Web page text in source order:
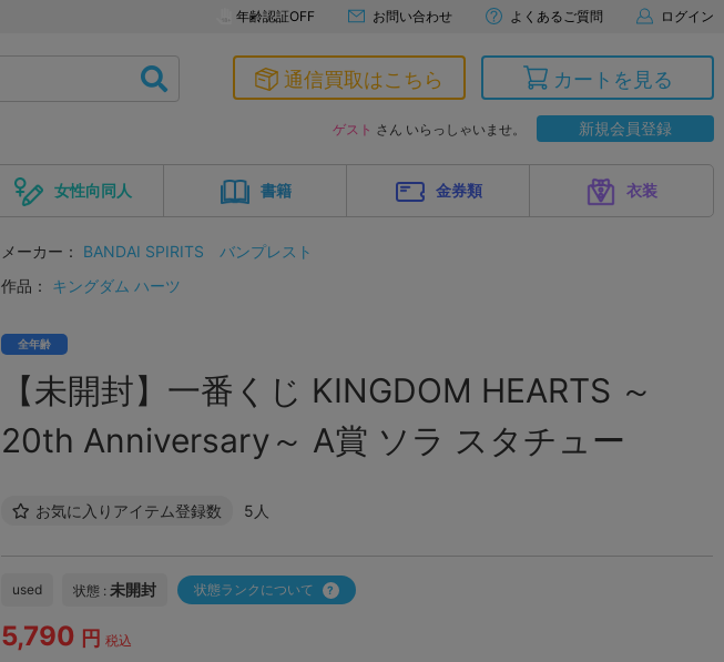
年齢認証OFF お問い合わせ よくあるご質問 ログイン
通信買取はこちら カートを見る
ゲスト さん いらっしゃいませ。 新規会員登録
女性向同人 書籍 金券類 衣装
メーカー： BANDAI SPIRITS
バンプレスト
作品：
キングダム ハーツ
全年齢
【未開封】一番くじ KINGDOM HEARTS ～
20th Anniversary～ A賞 ソラ スタチュー
お気に入りアイテム登録数 5人
used 状態 : 未開封 状態ランクについて
5,790 円 税込